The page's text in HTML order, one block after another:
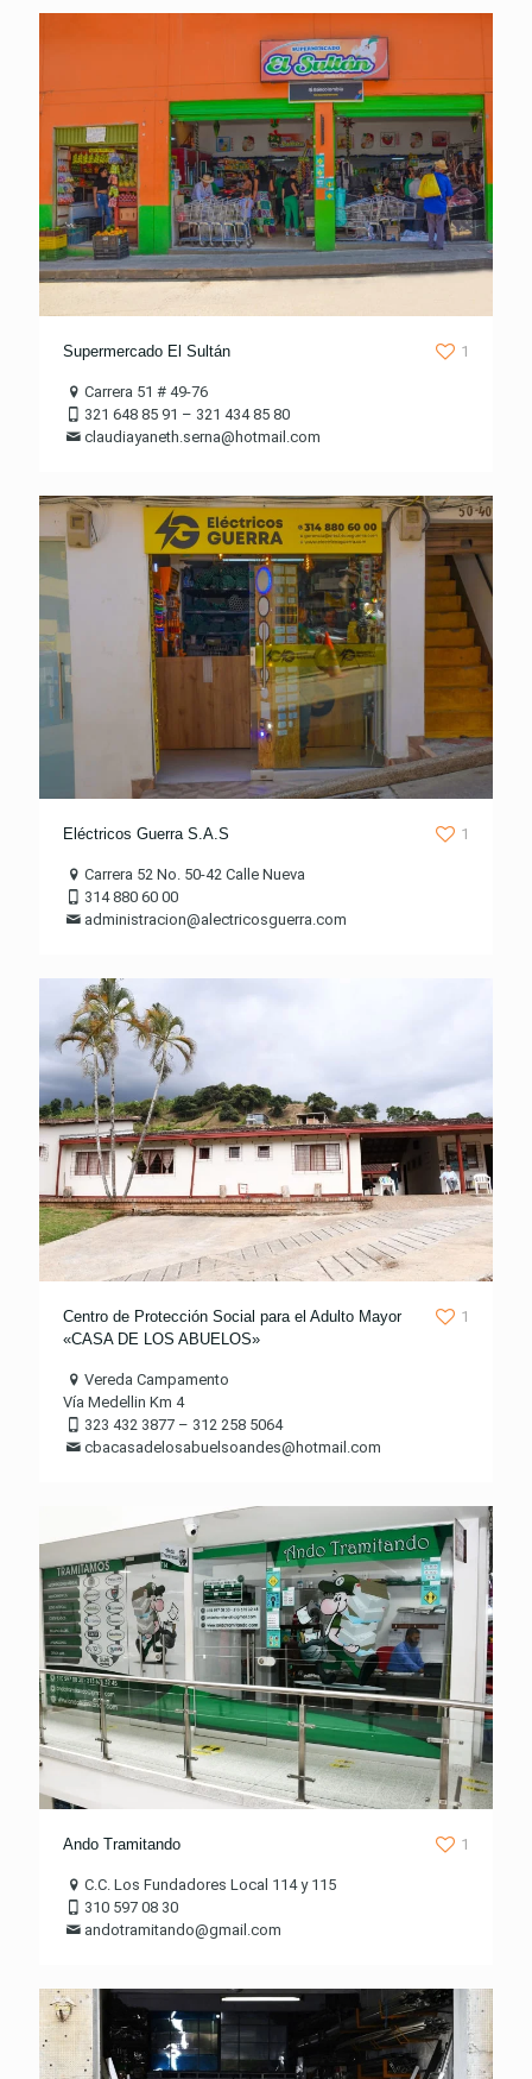
Supermercado El Sultán 1
Carrera 51 # 49-76
321 648 85 91 – 321 434 85 80
claudiayaneth.serna@hotmail.com
Eléctricos Guerra S.A.S 1
Carrera 52 No. 50-42 Calle Nueva
314 880 60 00
administracion@alectricosguerra.com
Centro de Protección Social para el Adulto Mayor
«CASA DE LOS ABUELOS»
1
Vereda Campamento
Vía Medellin Km 4
323 432 3877 – 312 258 5064
cbacasadelosabuelsoandes@hotmail.com
Ando Tramitando 1
C.C. Los Fundadores Local 114 y 115
310 597 08 30
andotramitando@gmail.com